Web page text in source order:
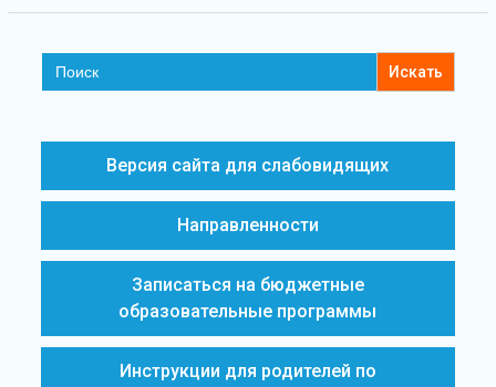
Search
for:
Версия сайта для слабовидящих
Направленности
Записаться на бюджетные
образовательные программы
Инструкции для родителей по